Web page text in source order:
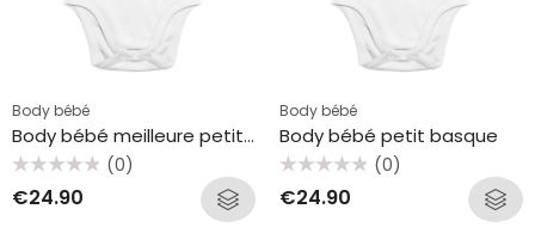
Body bébé
Body bébé meilleure petite soeur
0
(0)
€24.90
Body bébé
Body bébé petit basque
0
(0)
€24.90